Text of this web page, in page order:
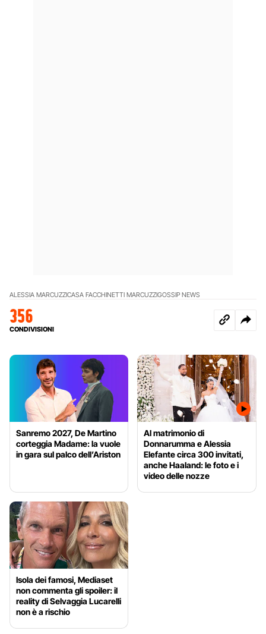
ALESSIA MARCUZZICASA FACCHINETTI MARCUZZIGOSSIP NEWS
356
CONDIVISIONI
Sanremo 2027, De Martino
corteggia Madame: la vuole
in gara sul palco dell’Ariston
Al matrimonio di
Donnarumma e Alessia
Elefante circa 300 invitati,
anche Haaland: le foto e i
video delle nozze
Isola dei famosi, Mediaset
non commenta gli spoiler: il
reality di Selvaggia Lucarelli
non è a rischio